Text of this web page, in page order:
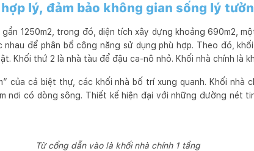
lý, đảm bảo không gian sống lý
1250m2, trong đó, diện tích xây dựng khoảng 690m2,
nhau để phân bổ công năng sử dụng phù hợp. Theo đó,
Khối thứ 2 là nhà tàu để đậu ca-nô nhỏ. Khối nhà chính là
của cả biệt thự, các khối nhà bố trí xung quanh. Khối nhà
nơi có dòng sông. Thiết kế hiện đại với những đường nét
Từ cổng dẫn vào là khối nhà chính 1 tầng